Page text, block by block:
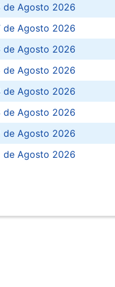
de Agosto 2026
de Agosto 2026
de Agosto 2026
de Agosto 2026
de Agosto 2026
de Agosto 2026
de Agosto 2026
de Agosto 2026